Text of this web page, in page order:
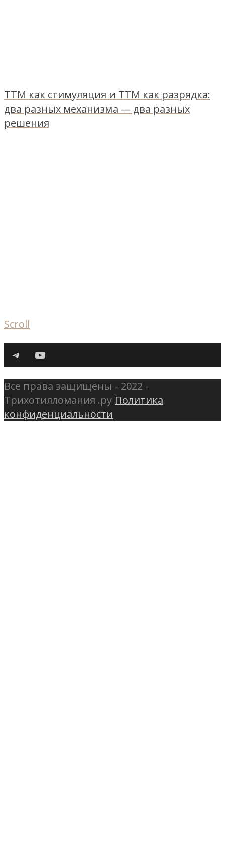
ТТМ как стимуляция и ТТМ как разрядка:
два разных механизма — два разных
решения
Scroll
Telegram
YouTube
Все права защищены - 2022 -
Трихотилломания .ру Политика
конфиденциальности